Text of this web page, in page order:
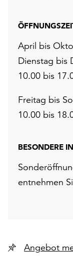
April bis
Dienstag bis
10.00 bis
Freitag bis
10.00 bis
BESONDERE
entnehmen